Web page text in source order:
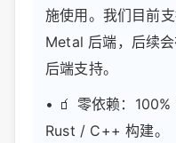
施使用。我们目前
Metal 后端，后续
后端支持。
• 🧃 零依赖：
Rust / C++ 构建。